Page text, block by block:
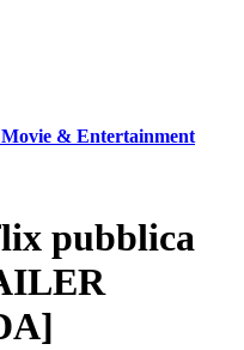
Movie & Entertainment
pubblica